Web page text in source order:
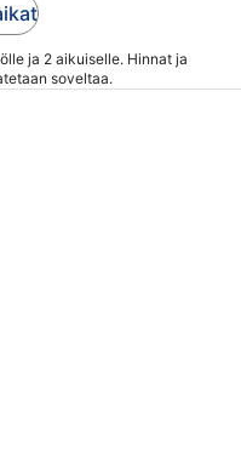
ja 2 aikuiselle. Hinnat ja
soveltaa.